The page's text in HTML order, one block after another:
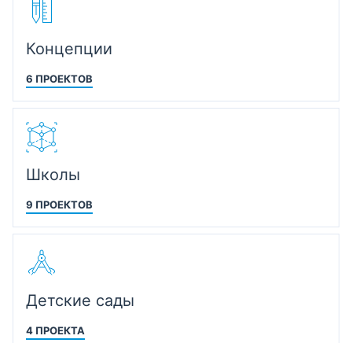
Концепции
6 ПРОЕКТОВ
Школы
9 ПРОЕКТОВ
Детские сады
4 ПРОЕКТА